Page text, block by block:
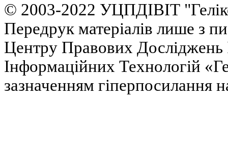
© 2003-2022 УЦПДІВІТ
Передрук матеріалів лише з
Центру Правових Досліджень
Інформаційних Технологій
зазначенням гіперпосилання